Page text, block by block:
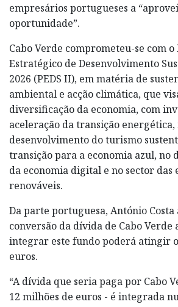
empresários portugueses a
oportunidade”.
Cabo Verde comprometeu-se com o
Estratégico de Desenvolvimento
2026 (PEDS II), em matéria de
ambiental e acção climática, que
diversificação da economia, com
aceleração da transição energética,
desenvolvimento do turismo
transição para a economia azul, no
da economia digital e no sector das
renováveis.
Da parte portuguesa, António
conversão da dívida de Cabo
integrar este fundo poderá atingir
euros.
“A dívida que seria paga por Cabo
12 milhões de euros - é integrada